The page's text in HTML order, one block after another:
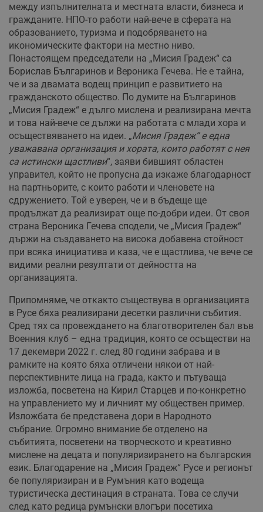
между изпълнителната и местната власти, бизнеса и
гражданите. НПО-то работи най-вече в сферата на
образованието, туризма и подобряването на
икономическите фактори на местно ниво.
Понастоящем председатели на „Мисия Градеж“ са
Борислав Българинов и Вероника Гечева. Не е тайна,
че и за двамата водещ принцип е развитието на
гражданското общество. По думите на Българинов
„Мисия Градеж“ е дълго мислена и реализирана мечта
и това най-вече се дължи на работата с млади хора и
осъществяването на идеи. „Мисия Градеж“ е една
уважавана организация и хората, които работят с нея
са истински щастливи“, заяви бившият областен
управител, който не пропусна да изкаже благодарност
на партньорите, с които работи и членовете на
сдружението. Той е уверен, че и в бъдеще ще
продължат да реализират още по-добри идеи. От своя
страна Вероника Гечева сподели, че „Мисия Градеж“
държи на създаването на висока добавена стойност
при всяка инициатива и каза, че е щастлива, че вече се
видими реални резултати от дейността на
организацията.
Припомняме, че откакто съществува в организацията
в Русе бяха реализирани десетки различни събития.
Сред тях са провеждането на благотворителен бал във
Военния клуб – една традиция, която се осъществи на
17 декември 2022 г. след 80 години забрава и в
рамките на която бяха отличени някои от най-
перспективните лица на града, както и пътуваща
изложба, посветена на Кирил Старцев и по-конкретно
на управлението му и личният му обществен пример.
Изложбата бе представена дори в Народното
събрание. Огромно внимание бе отделено на
събитията, посветени на творческото и креативно
мислене на децата и популяризирането на българския
език. Благодарение на „Мисия Градеж“ Русе и регионът
бе популяризиран и в Румъния като водеща
туристическа дестинация в страната. Това се случи
след като редица румънски влогъри посетиха